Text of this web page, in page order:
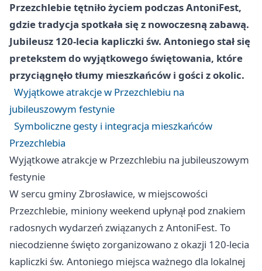
Przezchlebie tętniło życiem podczas AntoniFest,
gdzie tradycja spotkała się z nowoczesną zabawą.
Jubileusz 120-lecia kapliczki św. Antoniego stał się
pretekstem do wyjątkowego świętowania, które
przyciągnęło tłumy mieszkańców i gości z okolic.
Wyjątkowe atrakcje w Przezchlebiu na
jubileuszowym festynie
Symboliczne gesty i integracja mieszkańców
Przezchlebia
Wyjątkowe atrakcje w Przezchlebiu na jubileuszowym
festynie
W sercu gminy Zbrosławice, w miejscowości
Przezchlebie, miniony weekend upłynął pod znakiem
radosnych wydarzeń związanych z AntoniFest. To
niecodzienne święto zorganizowano z okazji 120-lecia
kapliczki św. Antoniego miejsca ważnego dla lokalnej